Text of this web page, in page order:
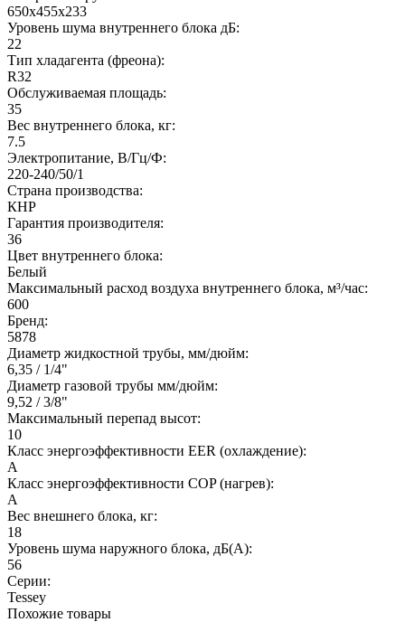
650x455x233
Уровень шума внутреннего блока дБ:
22
Тип хладагента (фреона):
R32
Обслуживаемая площадь:
35
Вес внутреннего блока, кг:
7.5
Электропитание, В/Гц/Ф:
220-240/50/1
Страна производства:
КНР
Гарантия производителя:
36
Цвет внутреннего блока:
Белый
Максимальный расход воздуха внутреннего блока, м³/час:
600
Бренд:
5878
Диаметр жидкостной трубы, мм/дюйм:
6,35 / 1/4"
Диаметр газовой трубы мм/дюйм:
9,52 / 3/8"
Максимальный перепад высот:
10
Класс энергоэффективности EER (охлаждение):
A
Класс энергоэффективности COP (нагрев):
A
Вес внешнего блока, кг:
18
Уровень шума наружного блока, дБ(А):
56
Серии:
Tessey
Похожие товары